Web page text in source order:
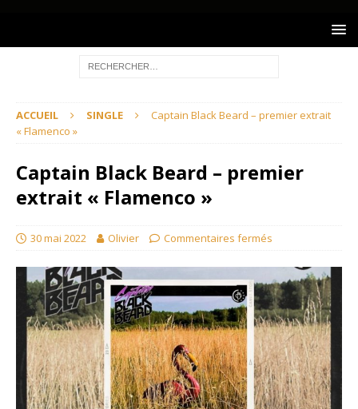
ACCUEIL SINGLE
Captain Black Beard – premier extrait
« Flamenco »
Captain Black Beard – premier
extrait « Flamenco »
30 mai 2022 Olivier Commentaires fermés